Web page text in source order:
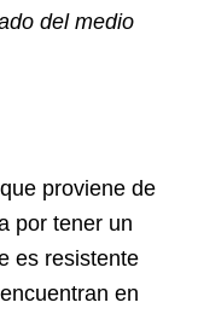
del medio
proviene de
por tener un
es resistente
en